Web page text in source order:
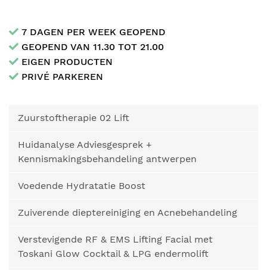
7 DAGEN PER WEEK GEOPEND
GEOPEND VAN 11.30 TOT 21.00
EIGEN PRODUCTEN
PRIVÉ PARKEREN
Zuurstoftherapie 02 Lift
Huidanalyse Adviesgesprek +
Kennismakingsbehandeling antwerpen
Voedende Hydratatie Boost
Zuiverende dieptereiniging en Acnebehandeling
Verstevigende RF & EMS Lifting Facial met
Toskani Glow Cocktail & LPG endermolift